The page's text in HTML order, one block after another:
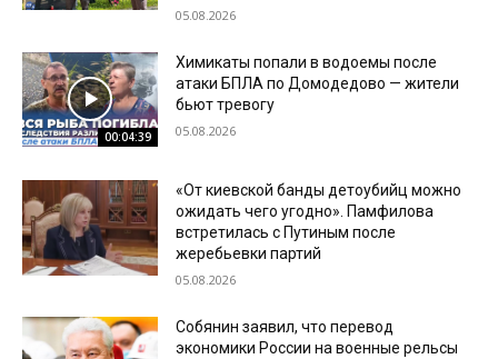
05.08.2026
00:04:39
Химикаты попали в водоемы после
атаки БПЛА по Домодедово — жители
бьют тревогу
05.08.2026
«От киевской банды детоубийц можно
ожидать чего угодно». Памфилова
встретилась с Путиным после
жеребьевки партий
05.08.2026
Собянин заявил, что перевод
экономики России на военные рельсы